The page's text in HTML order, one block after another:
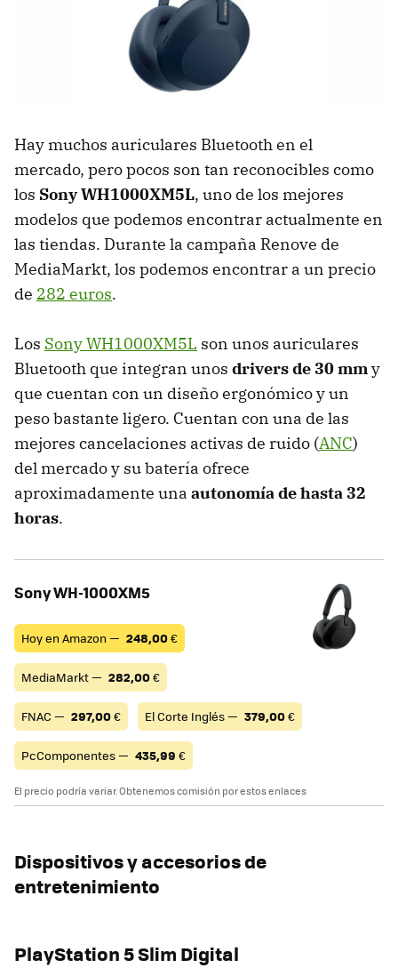
Hay muchos auriculares Bluetooth en el
mercado, pero pocos son tan reconocibles como
los Sony WH1000XM5L, uno de los mejores
modelos que podemos encontrar actualmente en
las tiendas. Durante la campaña Renove de
MediaMarkt, los podemos encontrar a un precio
de 282 euros.
Los Sony WH1000XM5L son unos auriculares
Bluetooth que integran unos drivers de 30 mmy
que cuentan con un diseño ergonómico y un
peso bastante ligero. Cuentan con una de las
mejores cancelaciones activas de ruido (ANC)
del mercado y su batería ofrece
aproximadamente una autonomía de hasta 32
horas.
Sony WH-1000XM5
Hoy en Amazon — 248,00€
MediaMarkt — 282,00€
FNAC — 297,00€ El Corte Inglés — 379,00€
PcComponentes — 435,99 €
El precio podría variar. Obtenemos comisión por estos enlaces
Dispositivos y accesorios de
entretenimiento
PlayStation 5 Slim Digital